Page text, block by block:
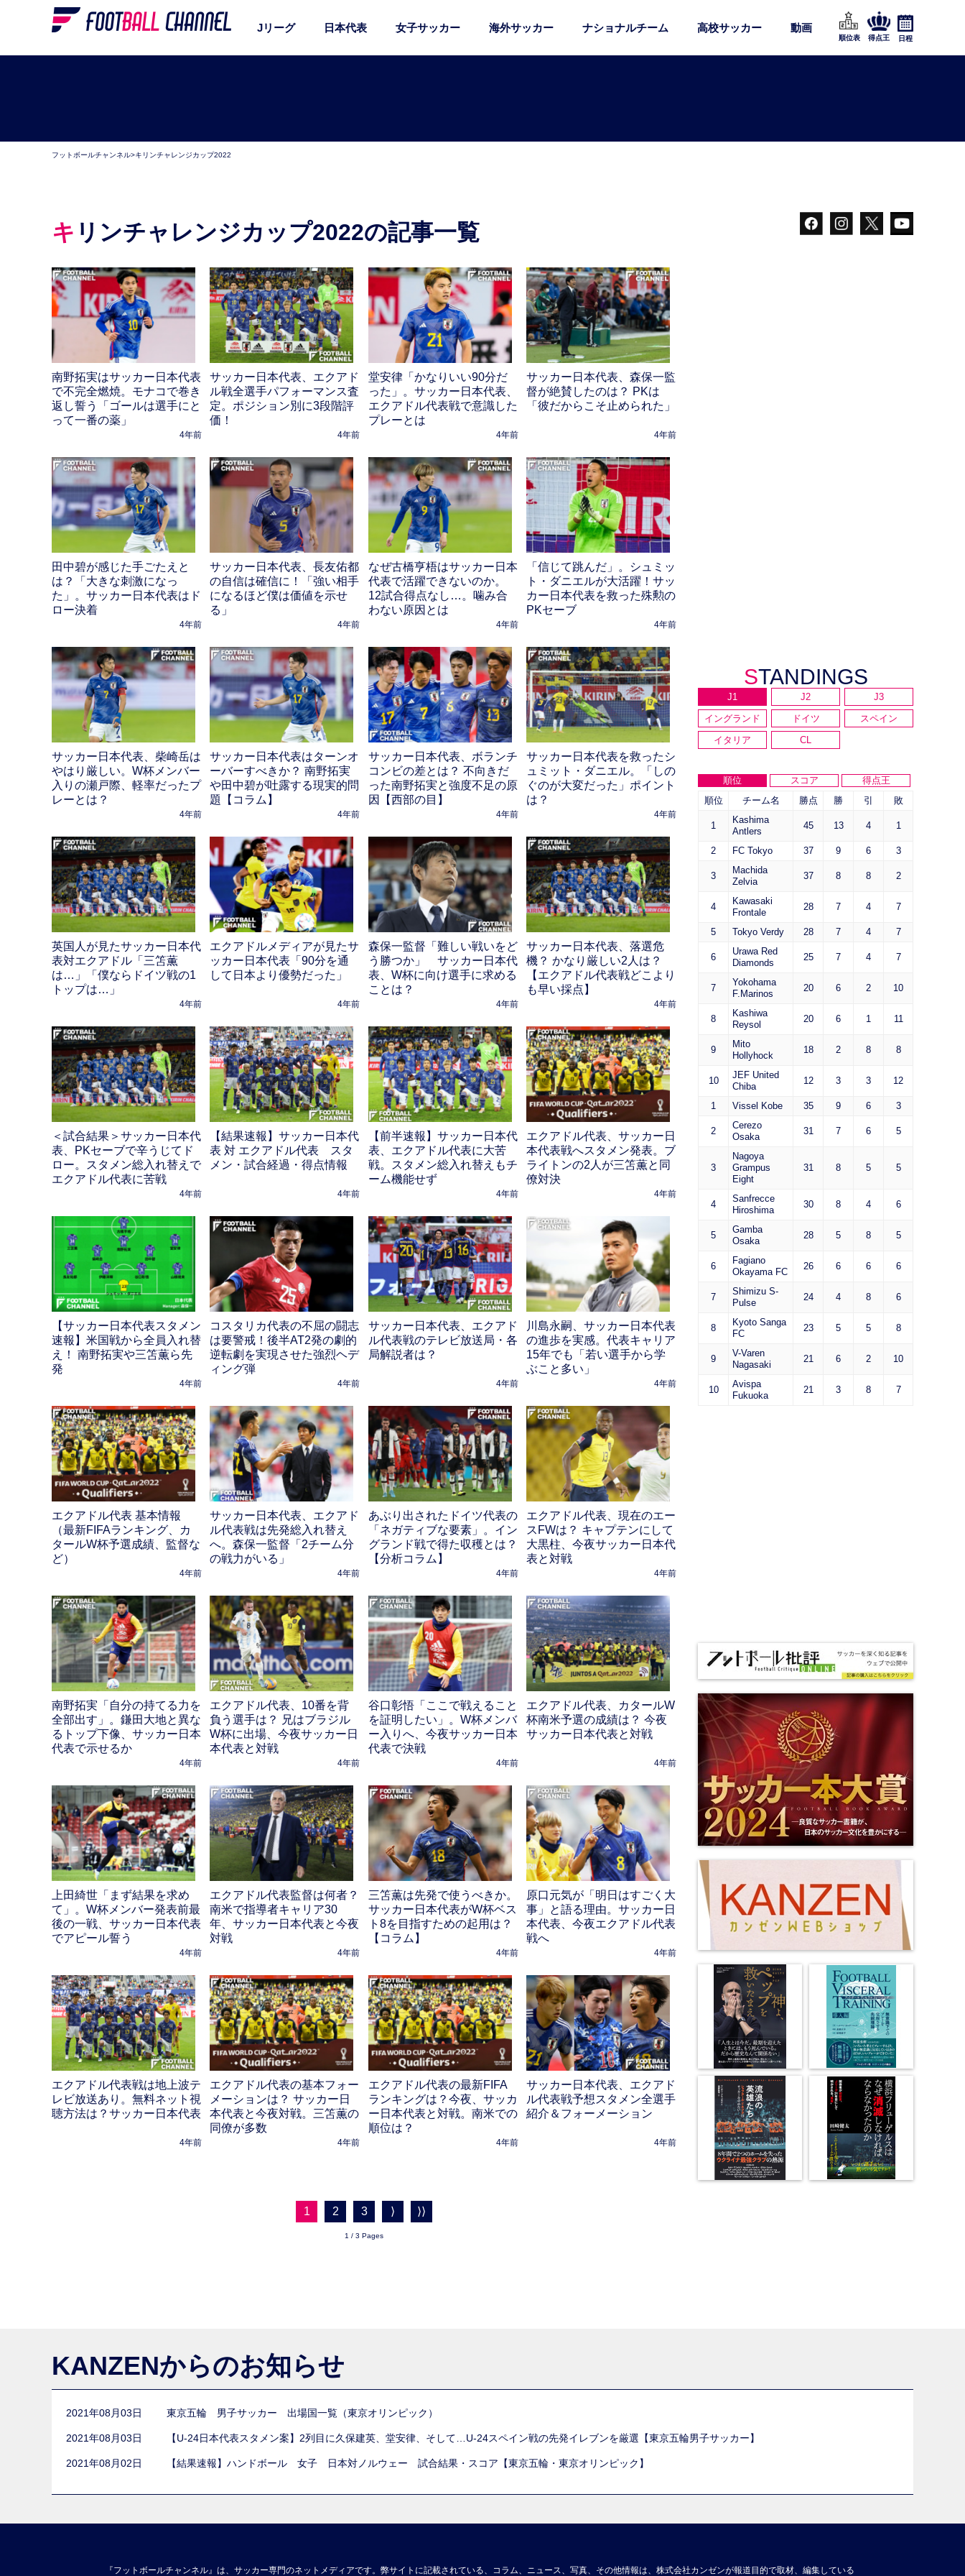
Jリーグ 日本代表 女子サッカー 海外サッカー ナショナルチーム 高校サッカー 動画
順位表 得点王 日程
フットボールチャンネル>キリンチャレンジカップ2022
キリンチャレンジカップ2022の記事一覧
南野拓実はサッカー日本代表
で不完全燃焼。モナコで巻き
返し誓う「ゴールは選手にと
って一番の薬」
4年前
サッカー日本代表、エクアド
ル戦全選手パフォーマンス査
定。ポジション別に3段階評
価！
4年前
堂安律「かなりいい90分だ
った」。サッカー日本代表、
エクアドル代表戦で意識した
プレーとは
4年前
サッカー日本代表、森保一監
督が絶賛したのは？ PKは
「彼だからこそ止められた」
4年前
田中碧が感じた手ごたえと
は？「大きな刺激になっ
た」。サッカー日本代表はド
ロー決着
4年前
サッカー日本代表、長友佑都
の自信は確信に！「強い相手
になるほど僕は価値を示せ
る」
4年前
なぜ古橋亨梧はサッカー日本
代表で活躍できないのか。
12試合得点なし…。噛み合
わない原因とは
4年前
「信じて跳んだ」。シュミッ
ト・ダニエルが大活躍！サッ
カー日本代表を救った殊勲の
PKセーブ
4年前
サッカー日本代表、柴崎岳は
やはり厳しい。W杯メンバー
入りの瀬戸際、軽率だったプ
レーとは？
4年前
サッカー日本代表はターンオ
ーバーすべきか？ 南野拓実
や田中碧が吐露する現実的問
題【コラム】
4年前
サッカー日本代表、ボランチ
コンビの差とは？ 不向きだ
った南野拓実と強度不足の原
因【西部の目】
4年前
サッカー日本代表を救ったシ
ュミット・ダニエル。「しの
ぐのが大変だった」ポイント
は？
4年前
英国人が見たサッカー日本代
表対エクアドル「三笘薫
は…」「僕ならドイツ戦の1
トップは…」
4年前
エクアドルメディアが見たサ
ッカー日本代表「90分を通
して日本より優勢だった」
4年前
森保一監督「難しい戦いをど
う勝つか」 サッカー日本代
表、W杯に向け選手に求める
ことは？
4年前
サッカー日本代表、落選危
機？ かなり厳しい2人は？
【エクアドル代表戦どこより
も早い採点】
4年前
＜試合結果＞サッカー日本代
表、PKセーブで辛うじてド
ロー。スタメン総入れ替えで
エクアドル代表に苦戦
4年前
【結果速報】サッカー日本代
表 対 エクアドル代表 スタ
メン・試合経過・得点情報
4年前
【前半速報】サッカー日本代
表、エクアドル代表に大苦
戦。スタメン総入れ替えもチ
ーム機能せず
4年前
エクアドル代表、サッカー日
本代表戦へスタメン発表。ブ
ライトンの2人が三笘薫と同
僚対決
4年前
【サッカー日本代表スタメン
速報】米国戦から全員入れ替
え！ 南野拓実や三笘薫ら先
発
4年前
コスタリカ代表の不屈の闘志
は要警戒！後半AT2発の劇的
逆転劇を実現させた強烈ヘデ
ィング弾
4年前
サッカー日本代表、エクアド
ル代表戦のテレビ放送局・各
局解説者は？
4年前
川島永嗣、サッカー日本代表
の進歩を実感。代表キャリア
15年でも「若い選手から学
ぶこと多い」
4年前
エクアドル代表 基本情報
（最新FIFAランキング、カ
タールW杯予選成績、監督な
ど）
4年前
サッカー日本代表、エクアド
ル代表戦は先発総入れ替え
へ。森保一監督「2チーム分
の戦力がいる」
4年前
あぶり出されたドイツ代表の
「ネガティブな要素」。イン
グランド戦で得た収穫とは？
【分析コラム】
4年前
エクアドル代表、現在のエー
スFWは？ キャプテンにして
大黒柱、今夜サッカー日本代
表と対戦
4年前
南野拓実「自分の持てる力を
全部出す」。鎌田大地と異な
るトップ下像、サッカー日本
代表で示せるか
4年前
エクアドル代表、10番を背
負う選手は？ 兄はブラジル
W杯に出場、今夜サッカー日
本代表と対戦
4年前
谷口彰悟「ここで戦えること
を証明したい」。W杯メンバ
ー入りへ、今夜サッカー日本
代表で決戦
4年前
エクアドル代表、カタールW
杯南米予選の成績は？ 今夜
サッカー日本代表と対戦
4年前
上田綺世「まず結果を求め
て」。W杯メンバー発表前最
後の一戦、サッカー日本代表
でアピール誓う
4年前
エクアドル代表監督は何者？
南米で指導者キャリア30
年、サッカー日本代表と今夜
対戦
4年前
三笘薫は先発で使うべきか。
サッカー日本代表がW杯ベス
ト8を目指すための起用は？
【コラム】
4年前
原口元気が「明日はすごく大
事」と語る理由。サッカー日
本代表、今夜エクアドル代表
戦へ
4年前
エクアドル代表戦は地上波テ
レビ放送あり。無料ネット視
聴方法は？サッカー日本代表
4年前
エクアドル代表の基本フォー
メーションは？ サッカー日
本代表と今夜対戦。三笘薫の
同僚が多数
4年前
エクアドル代表の最新FIFA
ランキングは？今夜、サッカ
ー日本代表と対戦。南米での
順位は？
4年前
サッカー日本代表、エクアド
ル代表戦予想スタメン全選手
紹介＆フォーメーション
4年前
1 2 3 ⟩ ⟩⟩
1 / 3 Pages
STANDINGS
J1 J2
J3
イングランド
ドイツ
スペイン
イタリア
CL
順位 スコア
得点王
順位
チーム名 勝点 勝 引 敗
1
Kashima
Antlers
45 13 4 1
2 FC Tokyo 37 9 6 3
3
Machida
Zelvia
37 8 8 2
4
Kawasaki
Frontale
28 7 4 7
5 Tokyo Verdy 28 7 4 7
6
Urawa Red
Diamonds
25 7 4 7
7
Yokohama
F.Marinos
20 6 2 10
8
Kashiwa
Reysol
20 6 1 11
9
Mito
Hollyhock
18 2 8 8
10
JEF United
Chiba
12 3 3 12
1 Vissel Kobe 35 9 6 3
2
Cerezo
Osaka
31 7 6 5
3
Nagoya
Grampus
Eight
31 8 5 5
4
Sanfrecce
Hiroshima
30 8 4 6
5
Gamba
Osaka
28 5 8 5
6
Fagiano
Okayama FC
26 6 6 6
7
Shimizu S-
Pulse
24 4 8 6
8
Kyoto Sanga
FC
23 5 5 8
9
V-Varen
Nagasaki
21 6 2 10
10
Avispa
Fukuoka
21 3 8 7
KANZENからのお知らせ
2021年08月03日 東京五輪 男子サッカー 出場国一覧（東京オリンピック）
2021年08月03日 【U-24日本代表スタメン案】2列目に久保建英、堂安律、そして…U-24スペイン戦の先発イレブンを厳選【東京五輪男子サッカー】
2021年08月02日 【結果速報】ハンドボール 女子 日本対ノルウェー 試合結果・スコア【東京五輪・東京オリンピック】
『フットボールチャンネル』は、サッカー専門のネットメディアです。弊サイトに記載されている、コラム、ニュース、写真、その他情報は、株式会社カンゼンが報道目的で取材、編集している